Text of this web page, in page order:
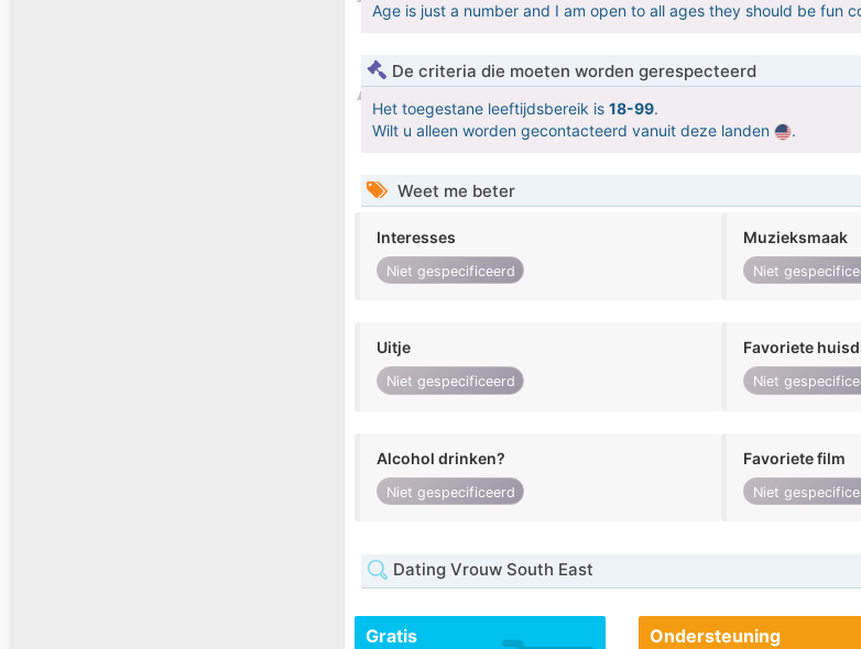
Age is just a number and I am open to all ages they should be fun
De criteria die moeten worden gerespecteerd
Het toegestane leeftijdsbereik is 18-99.
Wilt u alleen worden gecontacteerd vanuit deze landen
.
Weet me beter
Interesses
Niet gespecificeerd
Muzieksmaak
Niet
Uitje
Niet gespecificeerd
Favoriete
Niet
Alcohol drinken?
Niet gespecificeerd
Favoriete film
Niet
Dating Vrouw South East
Gratis Ondersteuning